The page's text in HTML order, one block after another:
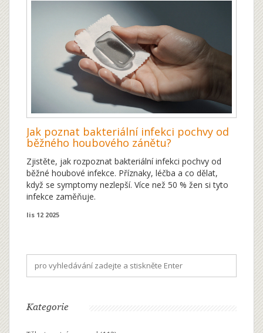
Jak poznat bakteriální infekci pochvy od
běžného houbového zánětu?
Zjistěte, jak rozpoznat bakteriální infekci pochvy od
běžné houbové infekce. Příznaky, léčba a co dělat,
když se symptomy nezlepší. Více než 50 % žen si tyto
infekce zaměňuje.
lis 12 2025
Kategorie